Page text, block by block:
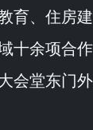
育、住房
十余项合
会堂东门